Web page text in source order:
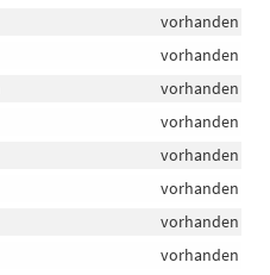
vorhanden
vorhanden
vorhanden
vorhanden
vorhanden
vorhanden
vorhanden
vorhanden